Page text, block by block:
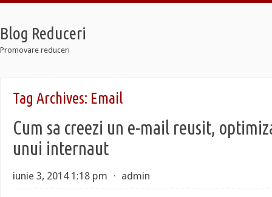
Blog Reduceri
Promovare reduceri
12 Taxi
Retro
12 Taxi
Soldier 7
Tag Archives: Email
Cum sa creezi un e-mail reusit,
unui internaut
iunie 3, 2014 1:18 pm ⋅ admin